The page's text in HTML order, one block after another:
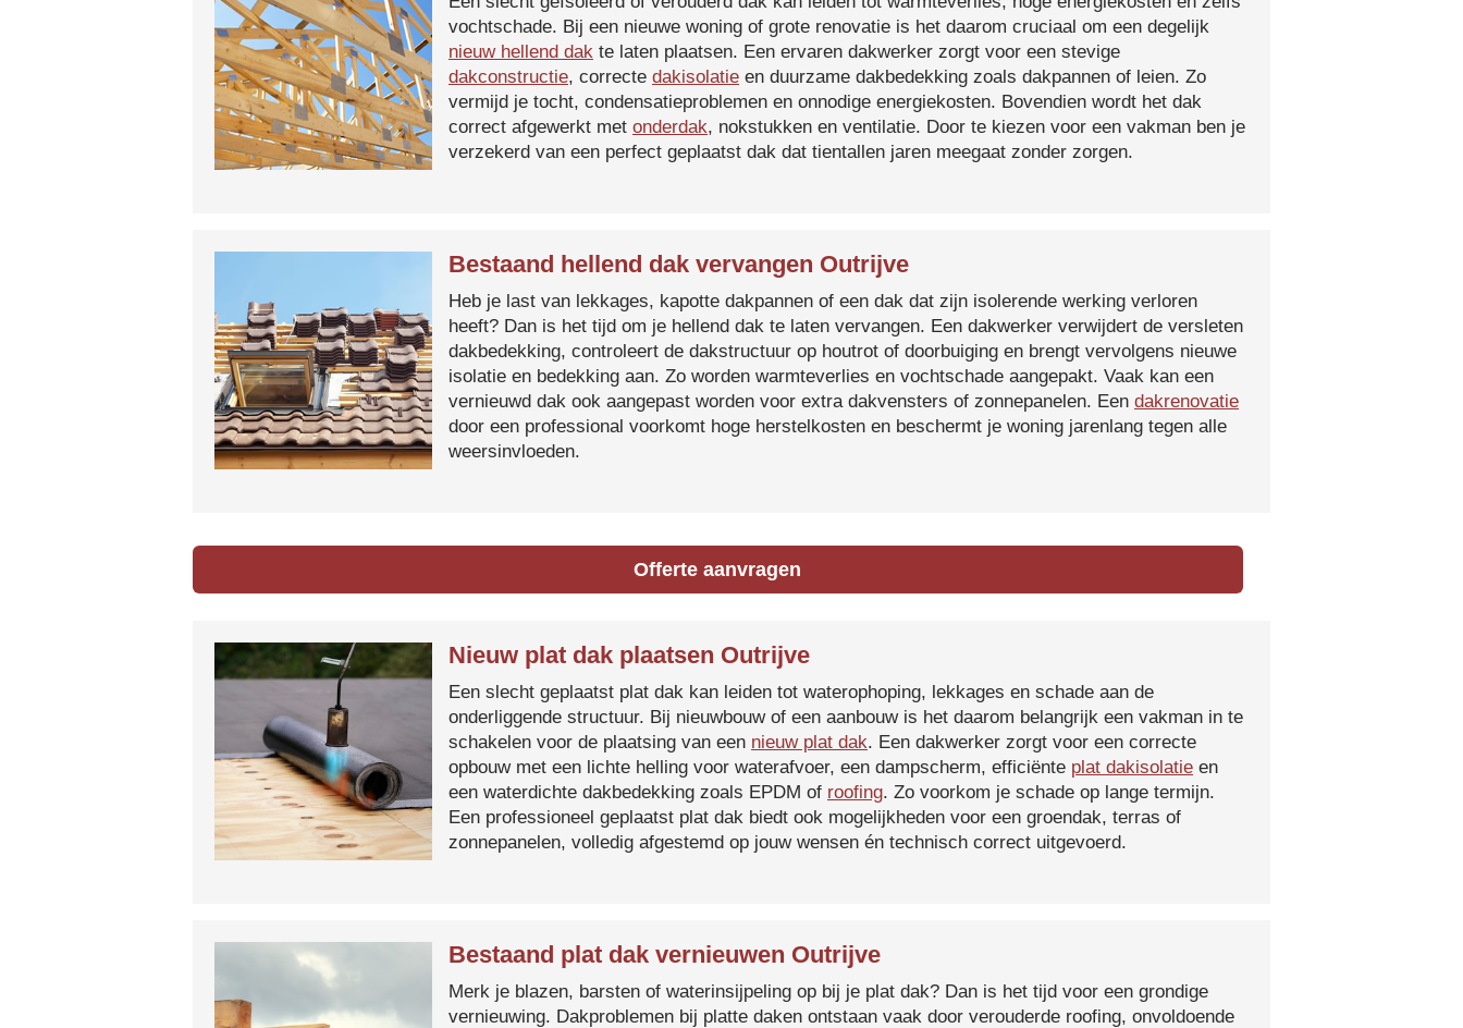
vochtschade. Bij een nieuwe woning of grote renovatie is het daarom cruciaal om een degelijk
nieuw hellend dak te laten plaatsen. Een ervaren dakwerker zorgt voor een stevige
dakconstructie, correcte dakisolatie en duurzame dakbedekking zoals dakpannen of leien. Zo
vermijd je tocht, condensatieproblemen en onnodige energiekosten. Bovendien wordt het dak
correct afgewerkt met onderdak, nokstukken en ventilatie. Door te kiezen voor een vakman ben je
verzekerd van een perfect geplaatst dak dat tientallen jaren meegaat zonder zorgen.
Bestaand hellend dak vervangen Outrijve
Heb je last van lekkages, kapotte dakpannen of een dak dat zijn isolerende werking verloren
heeft? Dan is het tijd om je hellend dak te laten vervangen. Een dakwerker verwijdert de versleten
dakbedekking, controleert de dakstructuur op houtrot of doorbuiging en brengt vervolgens nieuwe
isolatie en bedekking aan. Zo worden warmteverlies en vochtschade aangepakt. Vaak kan een
vernieuwd dak ook aangepast worden voor extra dakvensters of zonnepanelen. Een dakrenovatie
door een professional voorkomt hoge herstelkosten en beschermt je woning jarenlang tegen alle
weersinvloeden.
Offerte aanvragen
Nieuw plat dak plaatsen Outrijve
Een slecht geplaatst plat dak kan leiden tot waterophoping, lekkages en schade aan de
onderliggende structuur. Bij nieuwbouw of een aanbouw is het daarom belangrijk een vakman in te
schakelen voor de plaatsing van een nieuw plat dak. Een dakwerker zorgt voor een correcte
opbouw met een lichte helling voor waterafvoer, een dampscherm, efficiënte plat dakisolatie en
een waterdichte dakbedekking zoals EPDM of roofing. Zo voorkom je schade op lange termijn.
Een professioneel geplaatst plat dak biedt ook mogelijkheden voor een groendak, terras of
zonnepanelen, volledig afgestemd op jouw wensen én technisch correct uitgevoerd.
Bestaand plat dak vernieuwen Outrijve
Merk je blazen, barsten of waterinsijpeling op bij je plat dak? Dan is het tijd voor een grondige
vernieuwing. Dakproblemen bij platte daken ontstaan vaak door verouderde roofing, onvoldoende